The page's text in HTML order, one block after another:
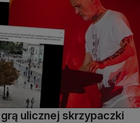
ulicznej skrzypaczki